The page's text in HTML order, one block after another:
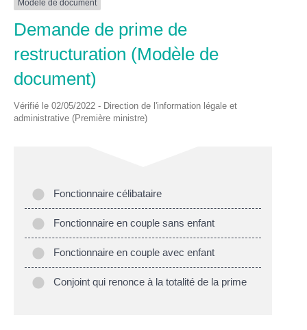
Modèle de document
Demande de prime de
restructuration (Modèle de
document)
Vérifié le 02/05/2022 - Direction de l'information légale et
administrative (Première ministre)
Fonctionnaire célibataire
Fonctionnaire en couple sans enfant
Fonctionnaire en couple avec enfant
Conjoint qui renonce à la totalité de la prime